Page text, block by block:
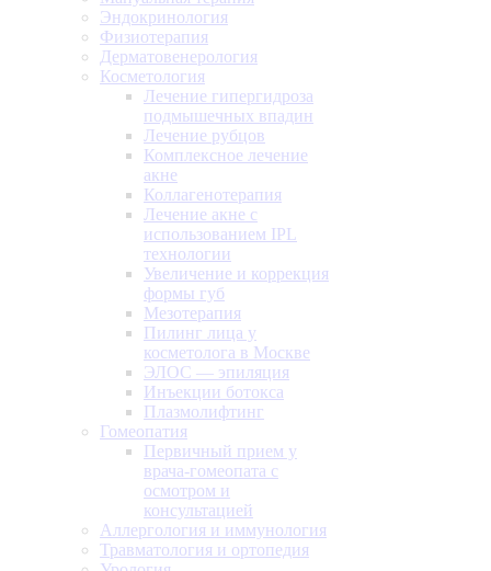
Эндокринология
Физиотерапия
Дерматовенерология
Косметология
Лечение гипергидроза
подмышечных впадин
Лечение рубцов
Комплексное лечение
акне
Коллагенотерапия
Лечение акне с
использованием IPL
технологии
Увеличение и коррекция
формы губ
Мезотерапия
Пилинг лица у
косметолога в Москве
ЭЛОС — эпиляция
Инъекции ботокса
Плазмолифтинг
Гомеопатия
Первичный прием у
врача-гомеопата с
осмотром и
консультацией
Аллергология и иммунология
Травматология и ортопедия